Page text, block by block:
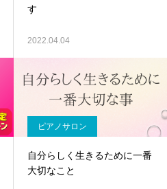
す
2022.04.04
ピアノサロン
自分らしく生きるために一番
大切なこと